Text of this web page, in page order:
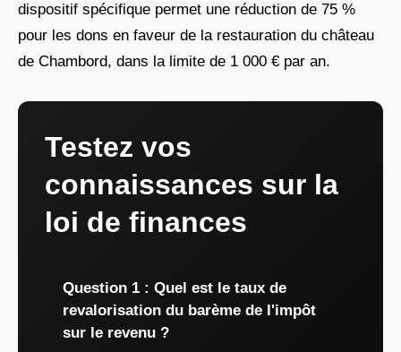
dispositif spécifique permet une réduction de 75 %
pour les dons en faveur de la restauration du château
de Chambord, dans la limite de 1 000 € par an.
Testez vos
connaissances sur la
loi de finances
Question 1 : Quel est le taux de
revalorisation du barème de l'impôt
sur le revenu ?